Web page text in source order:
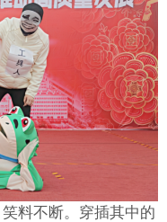
料不断。穿插其中的